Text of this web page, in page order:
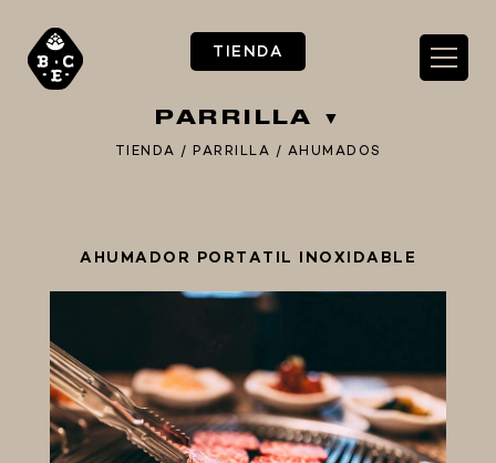
TIENDA
PARRILLA
TIENDA / PARRILLA / AHUMADOS
TERMOMETROS PROFESIONALES
BARRILES
EQUIPOS ELÉCTRICOS
OLLAS
AHUMADOR PORTATIL INOXIDABLE